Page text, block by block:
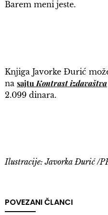
Barem meni jeste.
Knjiga Javorke Đurić
na sajtu Kontrast izdavaštva
2.099 dinara.
Ilustracije: Javorka Đurić /
POVEZANI ČLANCI